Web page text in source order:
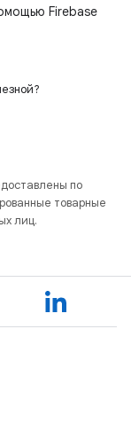
Firebase
по
товарные
лиц.